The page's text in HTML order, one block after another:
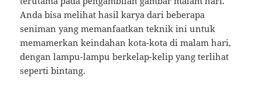
Anda bisa melihat hasil karya dari beberapa
seniman yang memanfaatkan teknik ini untuk
memamerkan keindahan kota-kota di malam hari,
dengan lampu-lampu berkelap-kelip yang terlihat
seperti bintang.